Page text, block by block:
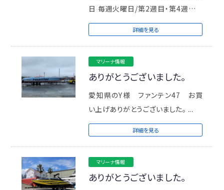
日 毎週火曜日/第2週目・第4週目の
水 ...
詳細を見る
マリーナ情報
ありがとうございました。
愛知県のY様 ファンテン47 お買
い上げありがとうございました。 ...
詳細を見る
マリーナ情報
ありがとうございました。